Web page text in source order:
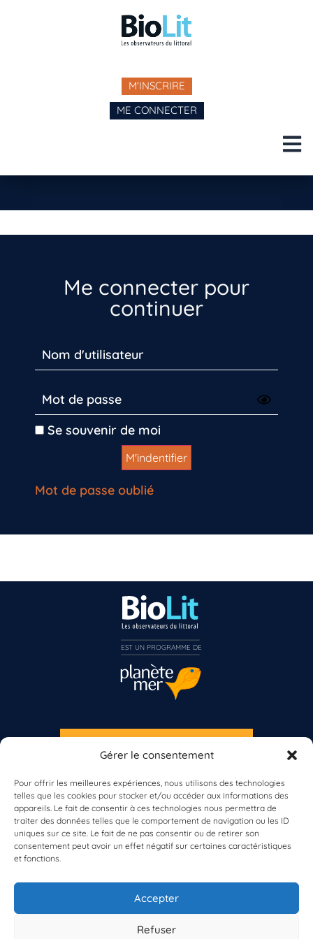
Gérer le consentement
Pour offrir les meilleures expériences, nous utilisons des technologies
telles que les cookies pour stocker et/ou accéder aux informations des
appareils. Le fait de consentir à ces technologies nous permettra de
traiter des données telles que le comportement de navigation ou les ID
uniques sur ce site. Le fait de ne pas consentir ou de retirer son
consentement peut avoir un effet négatif sur certaines caractéristiques
et fonctions.
Accepter
Refuser
M'INSCRIRE
ME CONNECTER
Me connecter pour
continuer
Se souvenir de moi
Mot de passe oublié
À propos de BioLit
Vos données d'observation
Ressources
Résultats du programme
S'INSCRIRE À LA NEWSLETTER
Vous n’êtes pas encore inscrit à Biolit ?
Inscrivez-vous dès maintenant